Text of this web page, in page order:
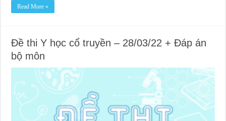
Read More »
Đề thi Y học cổ truyền – 28/03/22 + Đáp án
bộ môn